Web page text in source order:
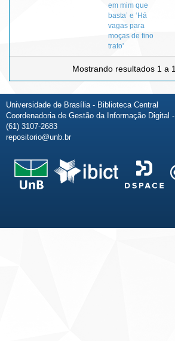
em mim que
basta’ e ‘Há
vagas para
moças de fino
trato'
Mostrando resultados 1 a
Universidade de Brasília - Biblioteca Central
Coordenadoria de Gestão da Informação Digital
(61) 3107-2683
repositorio@unb.br